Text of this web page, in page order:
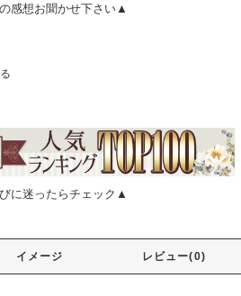
感想お聞かせ下さい▲
に迷ったらチェック▲
イメージ レビュー(0)